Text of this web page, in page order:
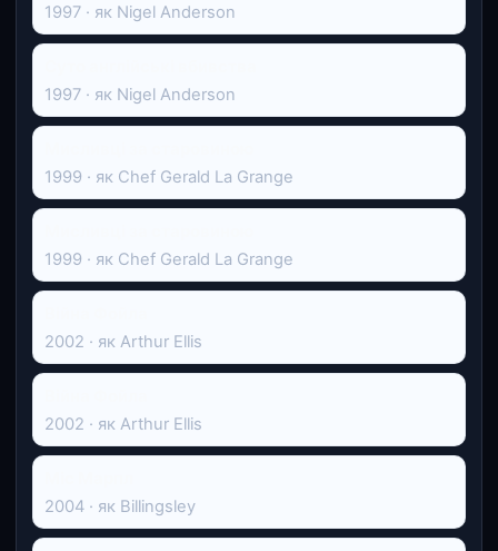
1997 · як Nigel Anderson
1997 · як Nigel Anderson
1999 · як Chef Gerald La Grange
1999 · як Chef Gerald La Grange
2002 · як Arthur Ellis
2002 · як Arthur Ellis
2004 · як Billingsley